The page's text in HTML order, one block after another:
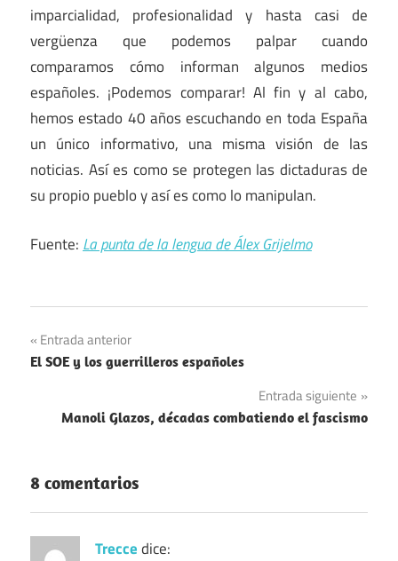
imparcialidad, profesionalidad y hasta casi de
vergüenza que podemos palpar cuando
comparamos cómo informan algunos medios
españoles. ¡Podemos comparar! Al fin y al cabo,
hemos estado 40 años escuchando en toda España
un único informativo, una misma visión de las
noticias. Así es como se protegen las dictaduras de
su propio pueblo y así es como lo manipulan.
Fuente: La punta de la lengua de Álex Grijelmo
Navegación
de
entradas
Entrada anterior
El SOE y los guerrilleros españoles
Entrada siguiente
Manoli Glazos, décadas combatiendo el fascismo
8 comentarios
Treccedice: